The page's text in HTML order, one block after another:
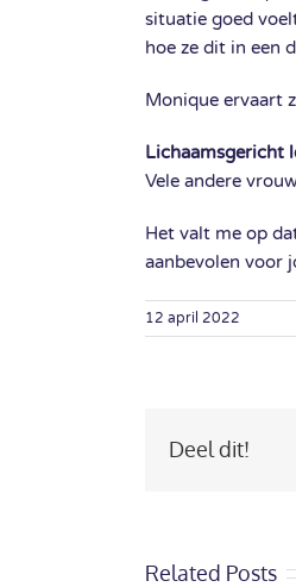
situatie goed
hoe ze dit in een
Monique ervaart
Lichaamsgericht
Vele andere
Het valt me op
aanbevolen voor
12 april 2022
Deel dit!
Related Posts